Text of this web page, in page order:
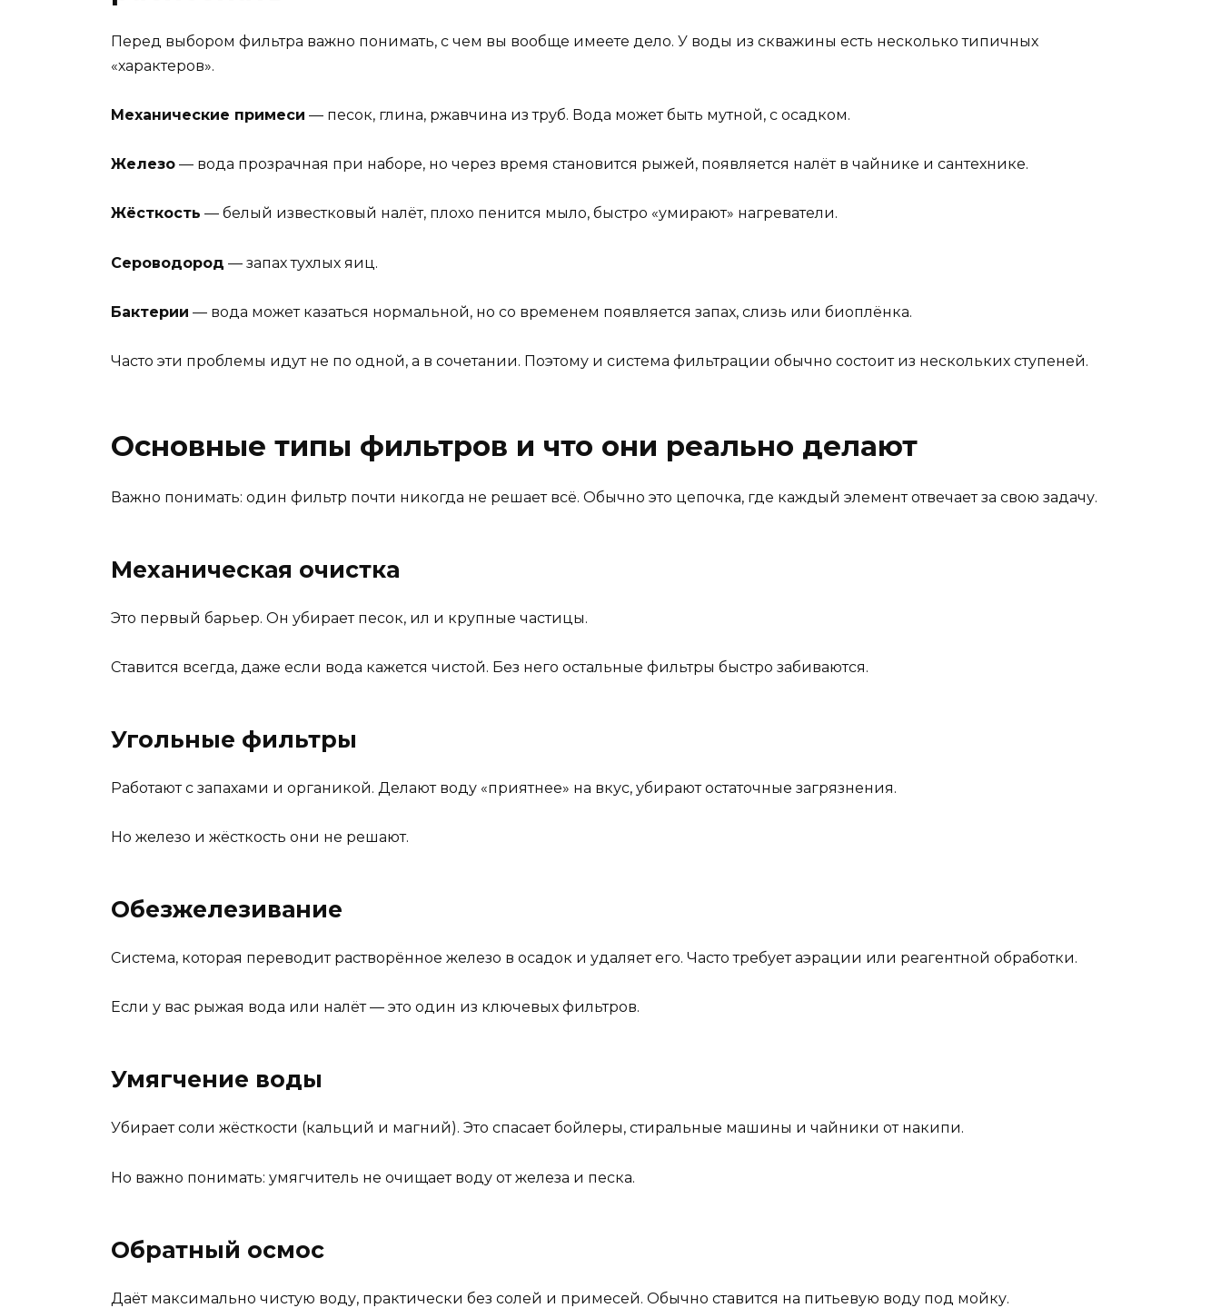
Перед выбором фильтра важно понимать, с чем вы вообще имеете дело. У воды из скважины есть несколько типичных
«характеров».
Механические примеси — песок, глина, ржавчина из труб. Вода может быть мутной, с осадком.
Железо — вода прозрачная при наборе, но через время становится рыжей, появляется налёт в чайнике и сантехнике.
Жёсткость — белый известковый налёт, плохо пенится мыло, быстро «умирают» нагреватели.
Сероводород — запах тухлых яиц.
Бактерии — вода может казаться нормальной, но со временем появляется запах, слизь или биоплёнка.
Часто эти проблемы идут не по одной, а в сочетании. Поэтому и система фильтрации обычно состоит из нескольких ступеней.
Основные типы фильтров и что они реально делают
Важно понимать: один фильтр почти никогда не решает всё. Обычно это цепочка, где каждый элемент отвечает за свою задачу.
Механическая очистка
Это первый барьер. Он убирает песок, ил и крупные частицы.
Ставится всегда, даже если вода кажется чистой. Без него остальные фильтры быстро забиваются.
Угольные фильтры
Работают с запахами и органикой. Делают воду «приятнее» на вкус, убирают остаточные загрязнения.
Но железо и жёсткость они не решают.
Обезжелезивание
Система, которая переводит растворённое железо в осадок и удаляет его. Часто требует аэрации или реагентной обработки.
Если у вас рыжая вода или налёт — это один из ключевых фильтров.
Умягчение воды
Убирает соли жёсткости (кальций и магний). Это спасает бойлеры, стиральные машины и чайники от накипи.
Но важно понимать: умягчитель не очищает воду от железа и песка.
Обратный осмос
Даёт максимально чистую воду, практически без солей и примесей. Обычно ставится на питьевую воду под мойку.